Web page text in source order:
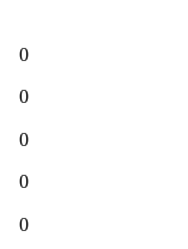
0
0
0
0
0